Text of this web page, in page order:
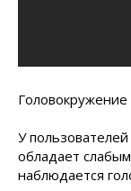
Головокружение
У
обладает
наблюдается